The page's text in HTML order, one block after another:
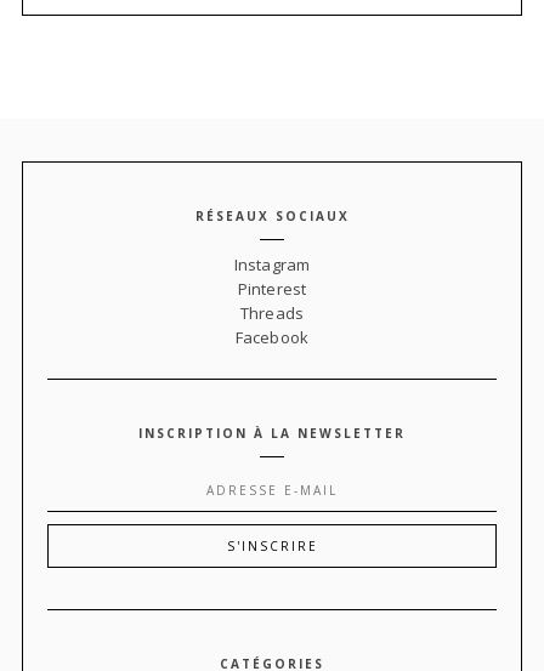
RÉSEAUX SOCIAUX
Instagram
Pinterest
Threads
Facebook
INSCRIPTION À LA NEWSLETTER
CATÉGORIES